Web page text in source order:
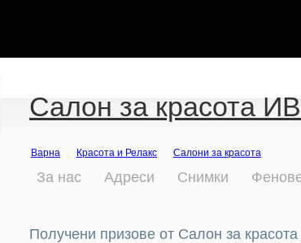
Салон за красота
Варна Красота и Релакс Салони за красота
За нас Адреси Снимки
Получени призове от Салон за